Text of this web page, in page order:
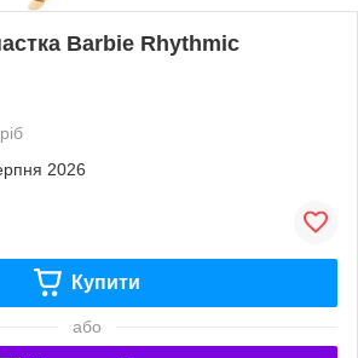
Barbie Rhythmic
2026
Купити
або